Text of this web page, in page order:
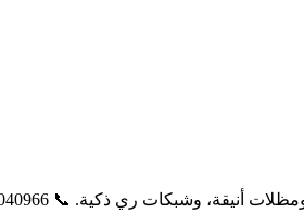
وشبكات ري ذكية. 📞 0561040966